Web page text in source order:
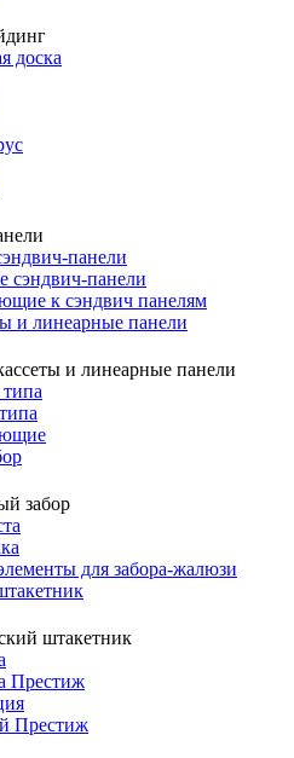
доска
панели
сэндвич-панели
к сэндвич панелям
и линеарные панели
и линеарные панели
забор
для забора-жалюзи
штакетник
Престиж
Престиж